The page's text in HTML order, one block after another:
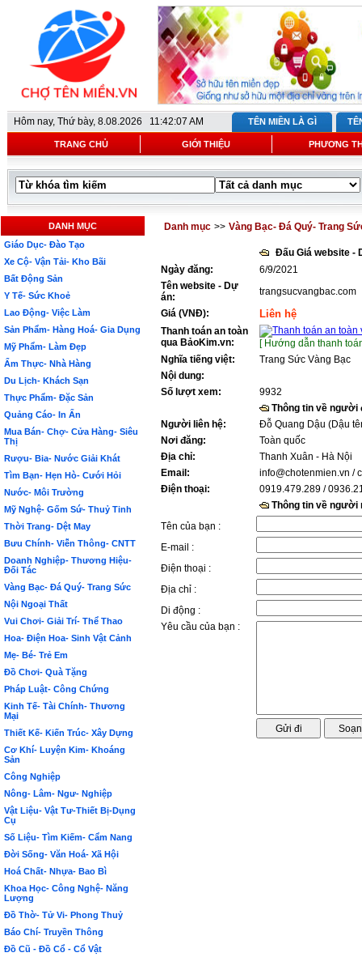
Hôm nay, Thứ bày, 8.08.2026 11:42:07 AM TÊN MIỀN LÀ GÌ
TRANG CHỦ GIỚI THIỆU PHƯƠNG
DANH MỤC
Giáo Dục- Đào Tạo
Xe Cộ- Vận Tải- Kho Bãi
Bất Động Sản
Y Tế- Sức Khoẻ
Lao Động- Việc Làm
Sản Phẩm- Hàng Hoá- Gia Dụng
Mỹ Phẩm- Làm Đẹp
Ẩm Thực- Nhà Hàng
Du Lịch- Khách Sạn
Thực Phẩm- Đặc Sản
Quảng Cáo- In Ấn
Mua Bán- Chợ- Cửa Hàng- Siêu
Thị
Rượu- Bia- Nước Giải Khát
Tìm Bạn- Hẹn Hò- Cưới Hỏi
Nước- Môi Trường
Mỹ Nghệ- Gốm Sứ- Thuỷ Tinh
Thời Trang- Dệt May
Bưu Chính- Viễn Thông- CNTT
Doanh Nghiệp- Thương Hiệu-
Đối Tác
Vàng Bạc- Đá Quý- Trang Sức
Nội Ngoại Thất
Vui Chơi- Giải Trí- Thể Thao
Hoa- Điện Hoa- Sinh Vật Cảnh
Mẹ- Bé- Trẻ Em
Đồ Chơi- Quà Tặng
Pháp Luật- Công Chứng
Kinh Tế- Tài Chính- Thương
Mại
Thiết Kế- Kiến Trúc- Xây Dựng
Cơ Khí- Luyện Kim- Khoáng
Sản
Công Nghiệp
Nông- Lâm- Ngư- Nghiệp
Vật Liệu- Vật Tư-Thiết Bị-Dụng
Cụ
Số Liệu- Tìm Kiếm- Cẩm Nang
Đời Sống- Văn Hoá- Xã Hội
Hoá Chất- Nhựa- Bao Bì
Khoa Học- Công Nghệ- Năng
Lượng
Đồ Thờ- Tử Vi- Phong Thuỷ
Báo Chí- Truyền Thông
Đồ Cũ - Đồ Cổ - Cổ Vật
Danh mục >> Vàng Bạc- Đá Quý- Trang
Đấu Giá website -
Ngày đăng:
6/9/2021
Tên website - Dự
án:
trangsucvangbac.com
Giá (VNĐ):
Liên hệ
Thanh toán an toàn
qua BảoKim.vn:
[ Hướng dẫn thanh
Nghĩa tiếng việt:
Trang Sức Vàng Bạc
Nội dung:
Số lượt xem:
9932
Thông tin về người
Người liên hệ:
Đỗ Quang Dậu (Dậu
Nơi đăng:
Toàn quốc
Địa chỉ:
Thanh Xuân - Hà Nội
Email:
info@chotenmien.vn /
Điện thoại:
0919.479.289 /
Thông tin về người
Tên của bạn :
E-mail :
Điện thoại :
Địa chỉ :
Di động :
Yêu cầu của bạn :